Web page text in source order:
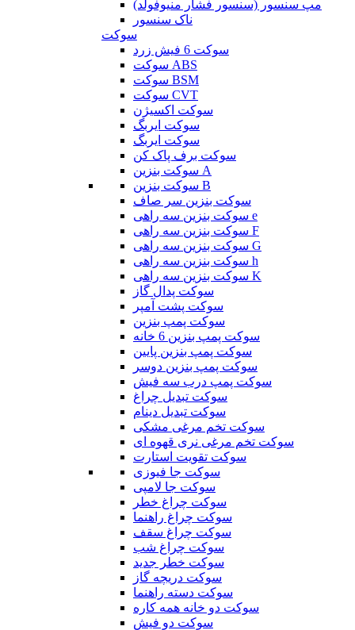
مپ سنسور (سنسور فشار منیوفولد)
ناک سنسور
سوکت
سوکت 6 فیش زرد
سوکت ABS
سوکت BSM
سوکت CVT
سوکت اکسیژن
سوکت ایربگ
سوکت ایربگ
سوکت برف پاک کن
سوکت بنزین A
سوکت بنزین B
سوکت بنزین سر صاف
سوکت بنزین سه راهی e
سوکت بنزین سه راهی F
سوکت بنزین سه راهی G
سوکت بنزین سه راهی h
سوکت بنزین سه راهی K
سوکت پدال گاز
سوکت پشت آمپر
سوکت پمپ بنزین
سوکت پمپ بنزین 6 خانه
سوکت پمپ بنزین پایین
سوکت پمپ بنزین دوسر
سوکت پمپ درب سه فیش
سوکت تبدیل چراغ
سوکت تبدیل دینام
سوکت تخم مرغی مشکی
سوکت تخم مرغی نری قهوه ای
سوکت تقویت استارت
سوکت جا فیوزی
سوکت جا لامپی
سوکت چراغ خطر
سوکت چراغ راهنما
سوکت چراغ سقف
سوکت چراغ شب
سوکت خطر جدید
سوکت دریچه گاز
سوکت دسته راهنما
سوکت دو خانه همه کاره
سوکت دو فیش